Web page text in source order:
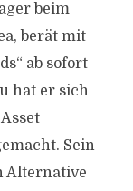
beim
berät mit
ab sofort
hat er sich
Sein
Alternative